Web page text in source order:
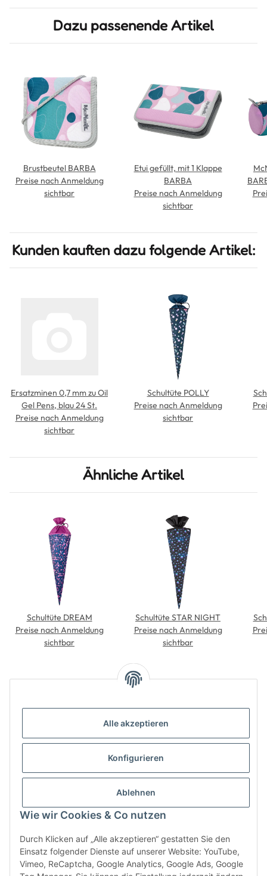
Alle akzeptieren
Konfigurieren
Ablehnen
Wie wir Cookies & Co nutzen
Durch Klicken auf „Alle akzeptieren“ gestatten Sie den
Einsatz folgender Dienste auf unserer Website: YouTube,
Vimeo, ReCaptcha, Google Analytics, Google Ads, Google
Dazu passenende Artikel
Brustbeutel BARBA
Preise nach Anmeldung
sichtbar
Etui gefüllt, mit 1 Klappe
BARBA
Preise nach Anmeldung
sichtbar
Kunden kauften dazu folgende Artikel:
Ersatzminen 0,7 mm zu Oil
Gel Pens, blau 24 St.
Preise nach Anmeldung
sichtbar
Schultüte POLLY
Preise nach Anmeldung
sichtbar
Ähnliche Artikel
Schultüte DREAM
Preise nach Anmeldung
sichtbar
Schultüte STAR NIGHT
Preise nach Anmeldung
sichtbar
Informationen
Gesetzliche Informationen